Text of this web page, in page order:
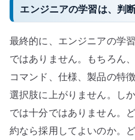
エンジニアの学習は、判
最終的に、エンジニアの学
ではありません。もちろん
コマンド、仕様、製品の特
選択肢に上がりません。し
では十分ではありません。
約なら採用してよいのか。